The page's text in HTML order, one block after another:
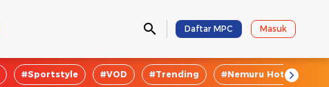
Daftar MPC Masuk
#Sportstyle #VOD #Trending #Nemuru Hotel